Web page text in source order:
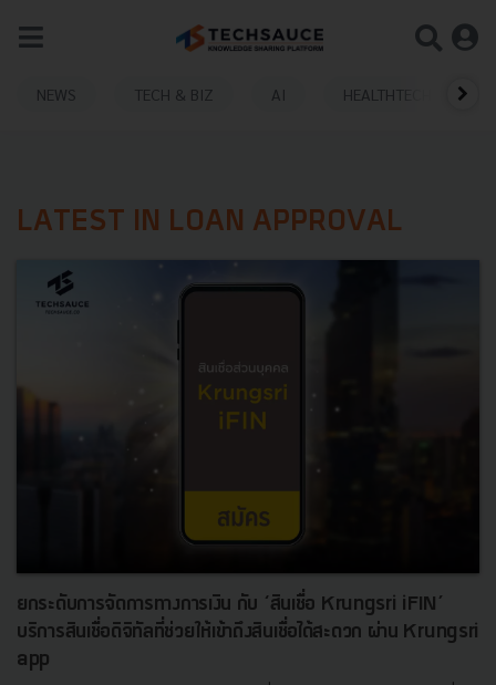
NEWS TECH & BIZ AI HEALTHTECH
LATEST IN LOAN APPROVAL
ยกระดับการจัดการทางการเงิน กับ ‘สินเชื่อ Krungsri iFIN’
บริการสินเชื่อดิจิทัลที่ช่วยให้เข้าถึงสินเชื่อได้สะดวก ผ่าน Krungsri
app